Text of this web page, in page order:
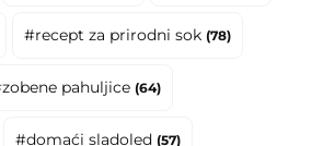
#recept za prirodni sok (78)
pahuljice (64)
#domaći sladoled (57)